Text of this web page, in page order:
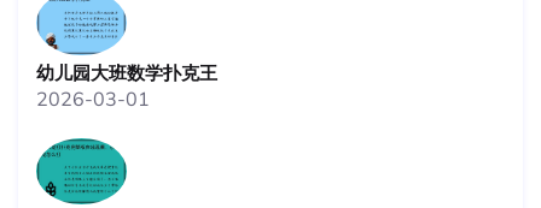
幼儿园大班数学扑克王
2026-03-01